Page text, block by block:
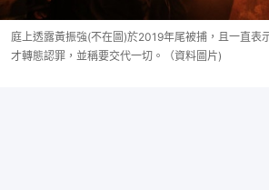
庭上透露黃振強(不在圖)於2019年尾被捕，且一直表
才轉態認罪，並稱要交代一切。（資料圖片)